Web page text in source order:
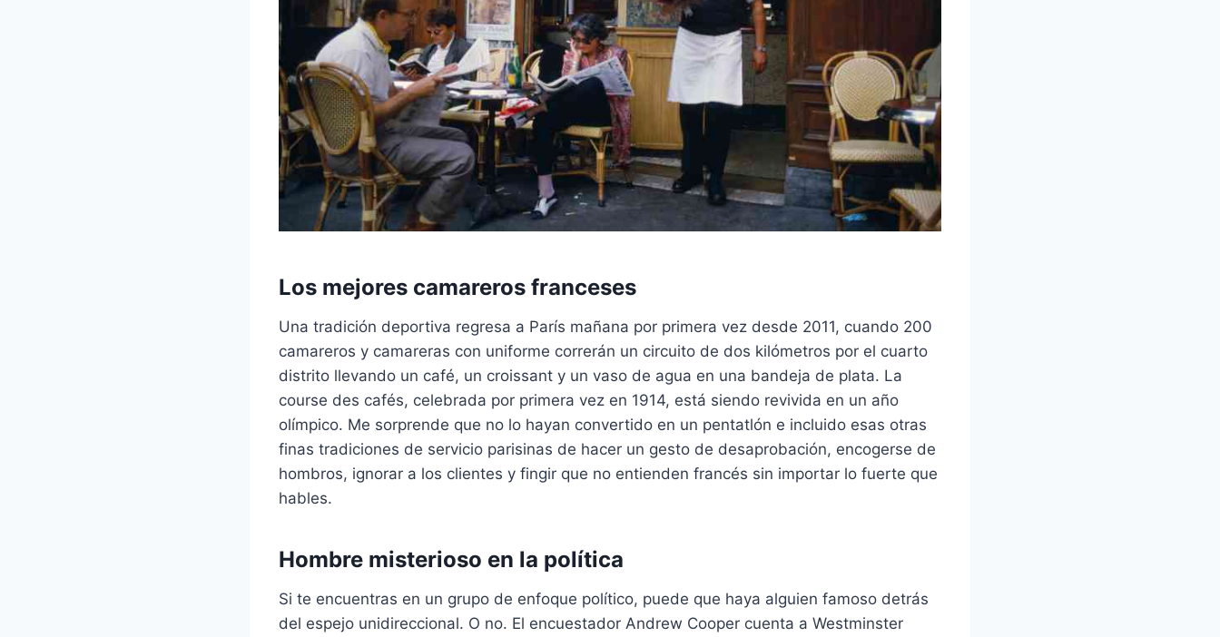
Los mejores camareros franceses
Una tradición deportiva regresa a París mañana por primera vez desde 2011, cuando 200
camareros y camareras con uniforme correrán un circuito de dos kilómetros por el cuarto
distrito llevando un café, un croissant y un vaso de agua en una bandeja de plata. La
course des cafés, celebrada por primera vez en 1914, está siendo revivida en un año
olímpico. Me sorprende que no lo hayan convertido en un pentatlón e incluido esas otras
finas tradiciones de servicio parisinas de hacer un gesto de desaprobación, encogerse de
hombros, ignorar a los clientes y fingir que no entienden francés sin importar lo fuerte que
hables.
Hombre misterioso en la política
Si te encuentras en un grupo de enfoque político, puede que haya alguien famoso detrás
del espejo unidireccional. O no. El encuestador Andrew Cooper cuenta a Westminster